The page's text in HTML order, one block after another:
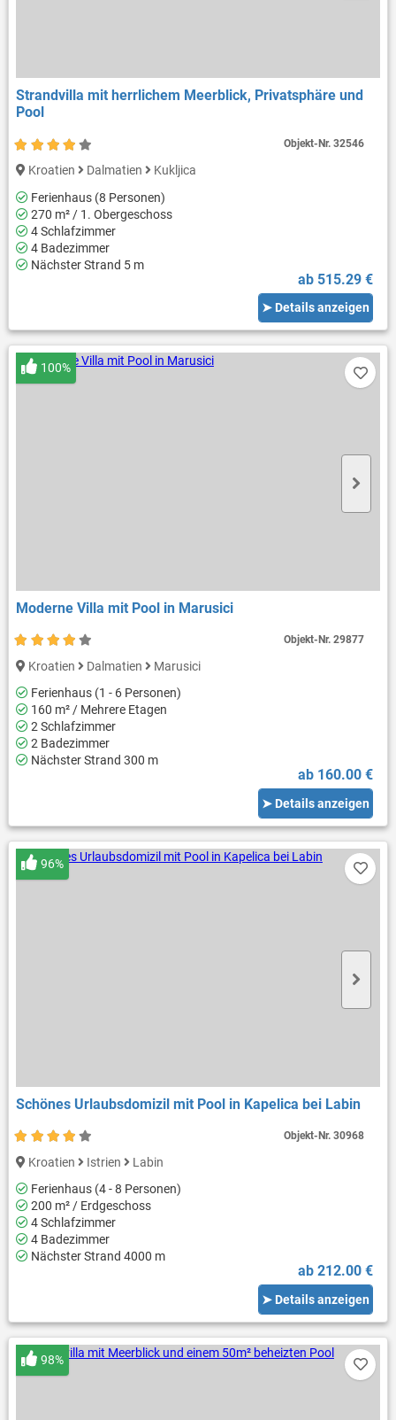
Strandvilla mit herrlichem Meerblick, Privatsphäre und
Pool
Kroatien Dalmatien
Kukljica
Ferienhaus (8 Personen)
270 m² / 1. Obergeschoss
4 Schlafzimmer
4 Badezimmer
Nächster Strand 5 m
ab 515.29 €
➤ Details anzeigen
Objekt-Nr.32546
Moderne Villa mit Pool in Marusici
100%
Kroatien Dalmatien
Marusici
Ferienhaus (1 - 6 Personen)
160 m² / Mehrere Etagen
2 Schlafzimmer
2 Badezimmer
Nächster Strand 300 m
ab 160.00 €
➤ Details anzeigen
Objekt-Nr.29877
Schönes Urlaubsdomizil mit Pool in Kapelica bei Labin
96%
Kroatien Istrien
Labin
Ferienhaus (4 - 8 Personen)
200 m² / Erdgeschoss
4 Schlafzimmer
4 Badezimmer
Nächster Strand 4000 m
ab 212.00 €
➤ Details anzeigen
Objekt-Nr.30968
98%